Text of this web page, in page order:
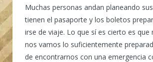
Muchas personas andan planeando
tienen el pasaporte y los boletos
irse de viaje. Lo que sí es cierto es que
nos vamos lo suficientemente
de encontrarnos con una emergencia